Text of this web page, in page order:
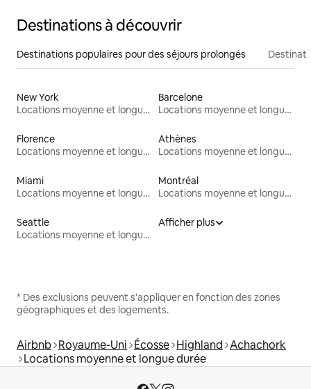
Destinations à découvrir
Destinations populaires pour des séjours prolongés
New York
Locations moyenne et longue durée
Barcelone
Locations moyenne et longue durée
Florence
Locations moyenne et longue durée
Athènes
Locations moyenne et longue durée
Miami
Locations moyenne et longue durée
Montréal
Locations moyenne et longue durée
Seattle
Locations moyenne et longue durée
Afficher plus
* Des exclusions peuvent s'appliquer en fonction des zones
géographiques et des logements.
Airbnb Royaume-Uni Écosse Highland Achachork
Locations moyenne et longue durée